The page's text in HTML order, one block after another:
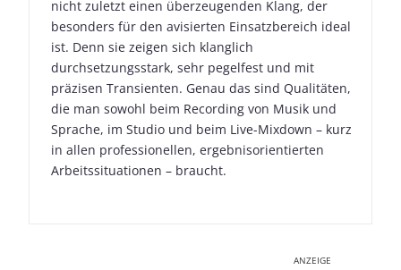
nicht zuletzt einen überzeugenden Klang, der
besonders für den avisierten Einsatzbereich ideal
ist. Denn sie zeigen sich klanglich
durchsetzungsstark, sehr pegelfest und mit
präzisen Transienten. Genau das sind Qualitäten,
die man sowohl beim Recording von Musik und
Sprache, im Studio und beim Live-Mixdown – kurz
in allen professionellen, ergebnisorientierten
Arbeitssituationen – braucht.
ANZEIGE